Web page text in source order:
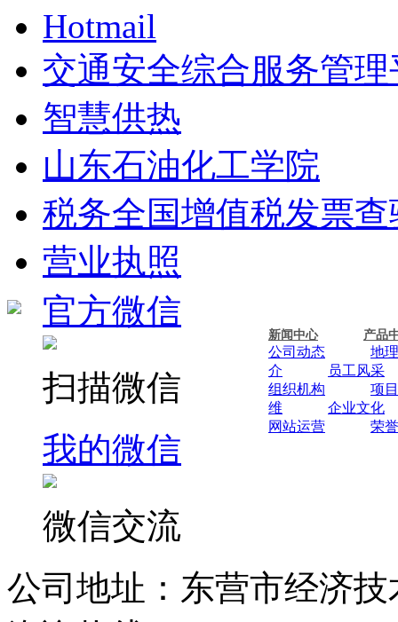
Hotmail
交通安全综合服务管理
智慧供热
山东石油化工学院
税务全国增值税发票
营业执照
新闻中心 产品
公司动态
地
介
员工风采
组织机构
项
维
企业文化
网站运营
荣
官方微信
扫描微信
我的微信
微信交流
公司地址：东营市经济